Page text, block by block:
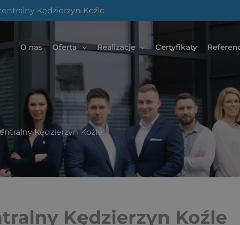
Kędzierzyn Koźle
O nas Oferta Realizacje Certyfikaty
Kędzierzyn Koźle
Kędzierzyn Koźle